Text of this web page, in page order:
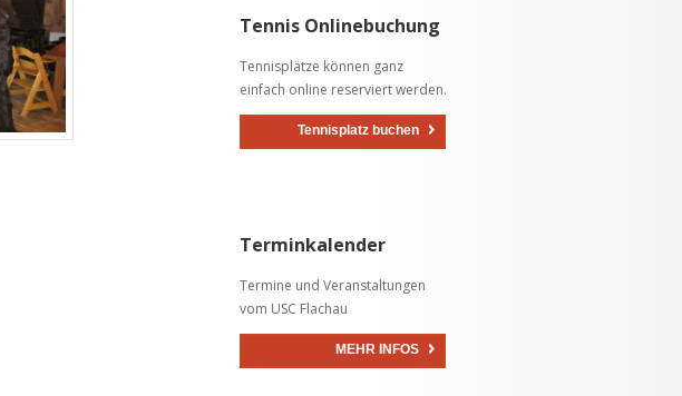
Tennis Onlinebuchung
Tennisplätze können ganz
einfach online reserviert werden.
Tennisplatz buchen
Terminkalender
Termine und Veranstaltungen
vom USC Flachau
MEHR INFOS